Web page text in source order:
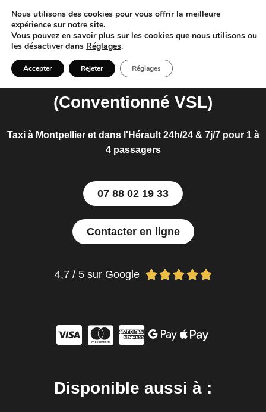
Direct Taxi Montpellier
(Conventionné VSL)
Taxi à Montpellier et dans l'Hérault 24h/24 & 7j/7 pour 1 à
4 passagers
07 88 02 19 33
Contacter en ligne
4,7 / 5 sur Google 
Disponible aussi à :
Nous utilisons des cookies pour vous offrir la meilleure
expérience sur notre site.
Vous pouvez en savoir plus sur les cookies que nous utilisons ou
les désactiver dans Réglages.
Accepter Rejeter Réglages